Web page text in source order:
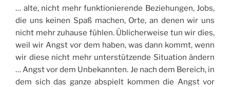
… alte, nicht mehr funktionierende Beziehungen, Jobs,
die uns keinen Spaß machen, Orte, an denen wir uns
nicht mehr zuhause fühlen. Üblicherweise tun wir dies,
weil wir Angst vor dem haben, was dann kommt, wenn
wir diese nicht mehr unterstützende Situation ändern
… Angst vor dem Unbekannten. Je nach dem Bereich, in
dem sich das ganze abspielt kommen die Angst vor